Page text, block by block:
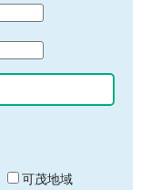
可茂地域